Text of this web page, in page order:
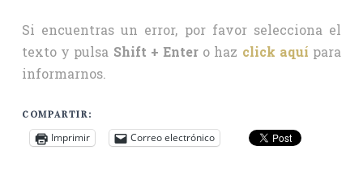
Si encuentras un error, por favor selecciona el
texto y pulsa Shift + Enter o haz click aquí para
informarnos.
COMPARTIR:
Imprimir Correo electrónico